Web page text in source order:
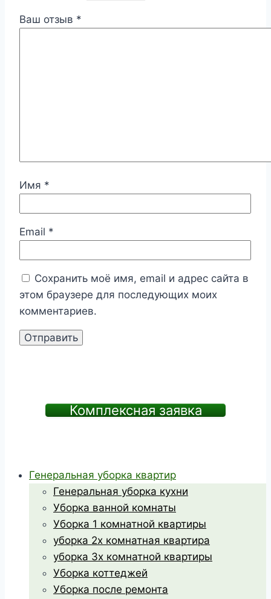
Ваш отзыв *
Имя *
Email *
Сохранить моё имя, email и адрес сайта в
этом браузере для последующих моих
комментариев.
Комплексная заявка
Генеральная уборка квартир
Генеральная уборка кухни
Уборка ванной комнаты
Уборка 1 комнатной квартиры
уборка 2х комнатная квартира
уборка 3х комнатной квартиры
Уборка коттеджей
Уборка после ремонта